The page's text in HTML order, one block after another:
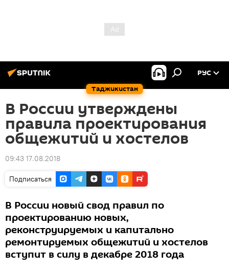
Таджикистан
РУС
В России утверждены
правила проектирования
общежитий и хостелов
09:43 17.08.2018
Подписаться
В России новый свод правил по
проектированию новых,
реконструируемых и капитально
ремонтируемых общежитий и хостелов
вступит в силу в декабре 2018 года